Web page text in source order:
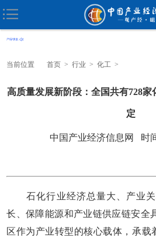
当前位置 首页 > 行业 > 化工 >
高质量发展新阶段：全国共有728家
定
中国产业经济信息网 时
石化行业经济总量大、产业关
长、保障能源和产业链供应链安全
区作为产业转型的核心载体，承载